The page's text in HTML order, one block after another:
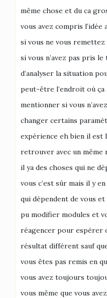
même chose et du ca
vous avez compris
si vous ne vous remettez
si vous n’avez pas pris le
d’analyser la situation
peut-être l’endroit où ça
mentionner si vous
changer certains
expérience eh bien il est
retrouver avec un même
il ya des choses qui ne
vous c’est sûr mais il y
qui dépendent de vous
pu modifier modules et
réagencer pour espérer
résultat différent sauf
vous êtes pas remis en
vous avez toujours
vous même que vous